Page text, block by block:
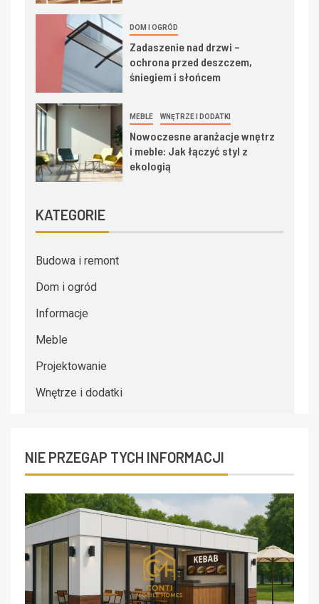
DOM I OGRÓD
Zadaszenie nad drzwi –
ochrona przed deszczem,
śniegiem i słońcem
MEBLE WNĘTRZE I DODATKI
Nowoczesne aranżacje wnętrz
i meble: Jak łączyć styl z
ekologią
KATEGORIE
Budowa i remont
Dom i ogród
Informacje
Meble
Projektowanie
Wnętrze i dodatki
NIE PRZEGAP TYCH INFORMACJI